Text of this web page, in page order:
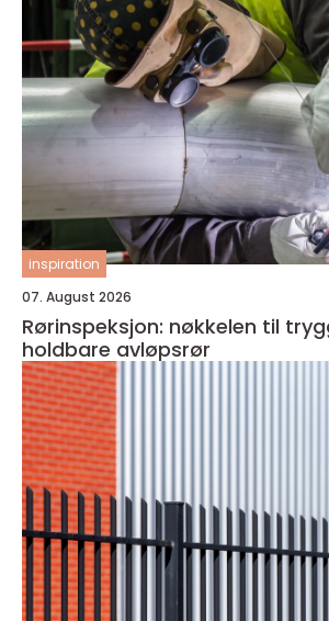
inspiration
07. August 2026
Rørinspeksjon: nøkkelen til
holdbare avløpsrør